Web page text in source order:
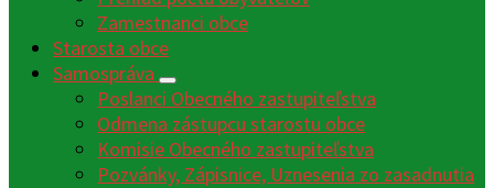
Zamestnanci obce
Starosta obce
Samospráva
Poslanci Obecného zastupiteľstva
Odmena zástupcu starostu obce
Komisie Obecného zastupiteľstva
Pozvánky, Zápisnice, Uznesenia zo zasadnutia